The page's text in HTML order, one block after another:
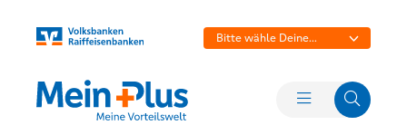
Bitte wähle Deine